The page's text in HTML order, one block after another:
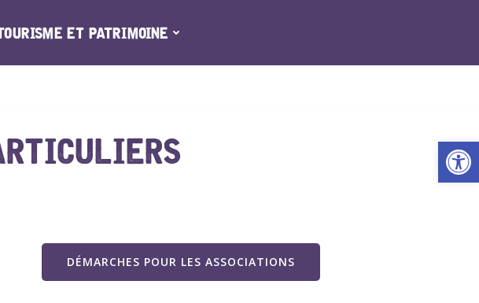
ET PATRIMOINE
DÉMARCHES POUR LES ASSOCIATIONS